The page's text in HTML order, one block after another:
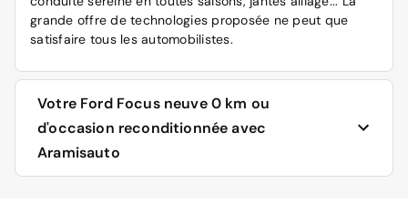
grande offre de technologies proposée ne peut que
satisfaire tous les automobilistes.
Votre Ford Focus neuve 0 km ou
d'occasion reconditionnée avec
Aramisauto